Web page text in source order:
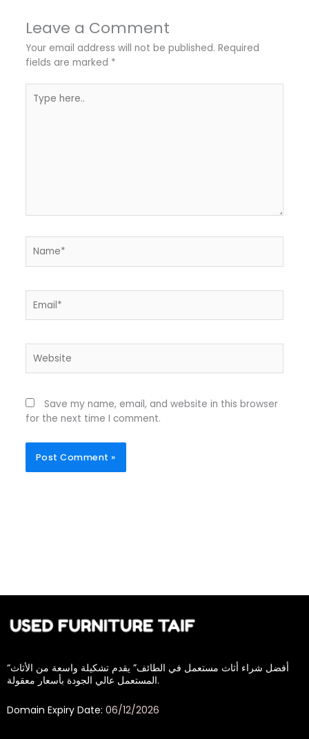
Leave a Comment
Your email address will not be published. Required
fields are marked *
here..
Save my name, email, and website in this browser
for the next time I comment.
“أفضل شراء أثاث مستعمل في الطائف” يقدم تشكيلة واسعة من الأثاث
المستعمل عالي الجودة بأسعار معقولة.
Domain Expiry Date: 06/12/2026